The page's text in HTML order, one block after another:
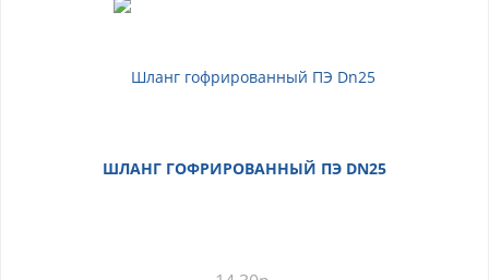
ШЛАНГ ГОФРИРОВАННЫЙ ПЭ DN25